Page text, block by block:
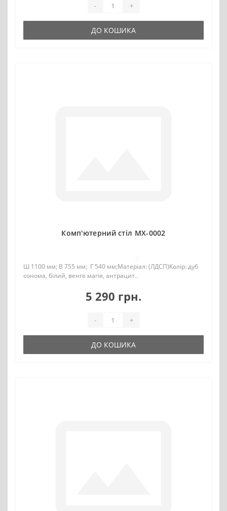
- +
ДО КОШИКА
Комп'ютерний стіл MX-0002
Ш 1100 мм; В 755 мм; Г 540 мм;Матеріал: (ЛДСП)Колір: дуб
сонома, білий, венге магія, антрацит..
5 290 грн.
- +
ДО КОШИКА